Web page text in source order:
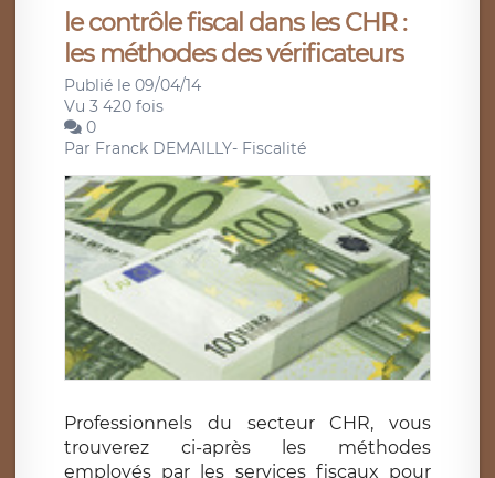
le contrôle fiscal dans les CHR :
les méthodes des vérificateurs
Publié le 09/04/14
Vu 3 420 fois
0
Par Franck DEMAILLY- Fiscalité
Professionnels du secteur CHR, vous
trouverez ci-après les méthodes
employés par les services fiscaux pour